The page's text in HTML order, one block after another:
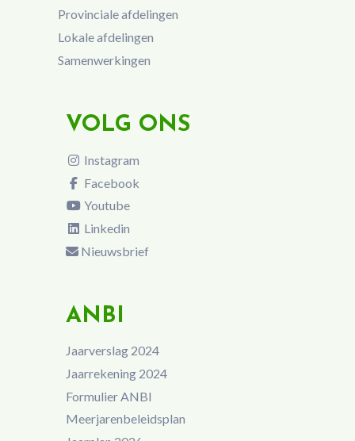
Provinciale afdelingen
Lokale afdelingen
Samenwerkingen
VOLG ONS
Instagram
Facebook
Youtube
Linkedin
Nieuwsbrief
ANBI
Jaarverslag 2024
Jaarrekening 2024
Formulier ANBI
Meerjarenbeleidsplan